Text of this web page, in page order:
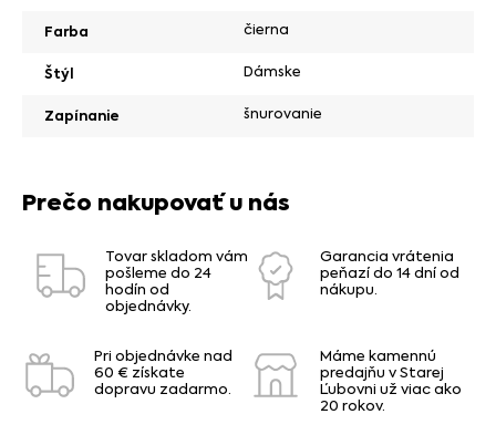
Farba čierna
Štýl Dámske
Zapínanie šnurovanie
Prečo nakupovať u nás
Tovar skladom vám
pošleme do 24
hodín od
objednávky.
Garancia vrátenia
peňazí do 14 dní od
nákupu.
Pri objednávke nad
60 € získate
dopravu zadarmo.
Máme kamennú
predajňu v Starej
Ľubovni už viac ako
20 rokov.